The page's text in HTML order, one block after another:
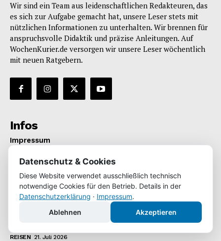
Wir sind ein Team aus leidenschaftlichen Redakteuren, das
es sich zur Aufgabe gemacht hat, unsere Leser stets mit
nützlichen Informationen zu unterhalten. Wir brennen für
anspruchsvolle Didaktik und präzise Anleitungen. Auf
WochenKurier.de versorgen wir unsere Leser wöchentlich
mit neuen Ratgebern.
Infos
Impressum
Datenschutz
* enthält Werbung
Neueste Beiträge
Ein Schuljahr in den USA: Wie der Auslandsaufenthalt
Jugendliche fürs Leben prägt
REISEN 21. Juli 2026
Datenschutz & Cookies
Diese Website verwendet ausschließlich technisch
notwendige Cookies für den Betrieb. Details in der
Datenschutzerklärung · Impressum.
Ablehnen
Akzeptieren